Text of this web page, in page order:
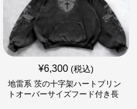
¥6,300 (税込)
地雷系 茨の十字架ハートプリン
トオーバーサイズフード付き長